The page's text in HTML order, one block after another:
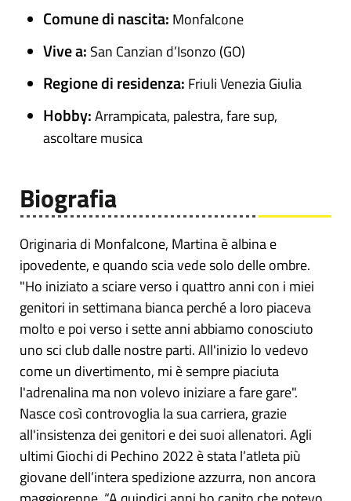
Comune di nascita: Monfalcone
Vive a: San Canzian d’Isonzo (GO)
Regione di residenza: Friuli Venezia Giulia
Hobby:Arrampicata, palestra, fare sup,
ascoltare musica
Biografia
Originaria di Monfalcone, Martina è albina e
ipovedente, e quando scia vede solo delle ombre.
"Ho iniziato a sciare verso i quattro anni con i miei
genitori in settimana bianca perché a loro piaceva
molto e poi verso i sette anni abbiamo conosciuto
uno sci club dalle nostre parti. All'inizio lo vedevo
come un divertimento, mi è sempre piaciuta
l'adrenalina ma non volevo iniziare a fare gare".
Nasce così controvoglia la sua carriera, grazie
all'insistenza dei genitori e dei suoi allenatori. Agli
ultimi Giochi di Pechino 2022 è stata l’atleta più
giovane dell’intera spedizione azzurra, non ancora